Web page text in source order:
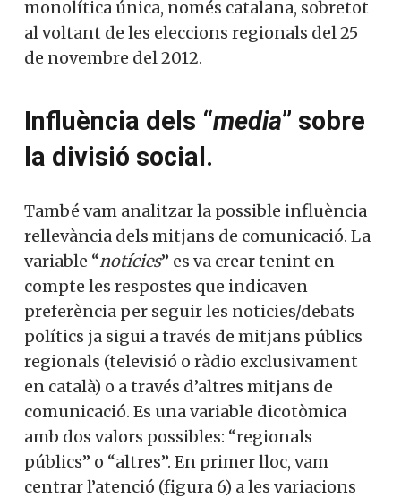
monolítica única, només catalana, sobretot
al voltant de les eleccions regionals del 25
de novembre del 2012.
Influència dels “media” sobre
la divisió social.
També vam analitzar la possible influència
rellevància dels mitjans de comunicació. La
variable “notícies” es va crear tenint en
compte les respostes que indicaven
preferència per seguir les noticies/debats
polítics ja sigui a través de mitjans públics
regionals (televisió o ràdio exclusivament
en català) o a través d’altres mitjans de
comunicació. Es una variable dicotòmica
amb dos valors possibles: “regionals
públics” o “altres”. En primer lloc, vam
centrar l’atenció (figura 6) a les variacions